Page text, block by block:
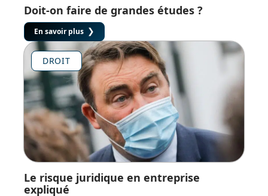
Doit-on faire de grandes études ?
En savoir plus
DROIT
Le risque juridique en entreprise
expliqué